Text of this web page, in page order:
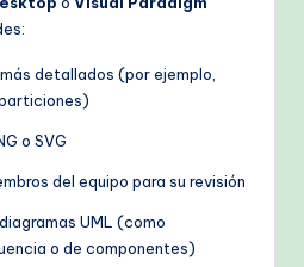
detallados (por ejemplo,
o SVG
del equipo para su revisión
UML (como
o de componentes)